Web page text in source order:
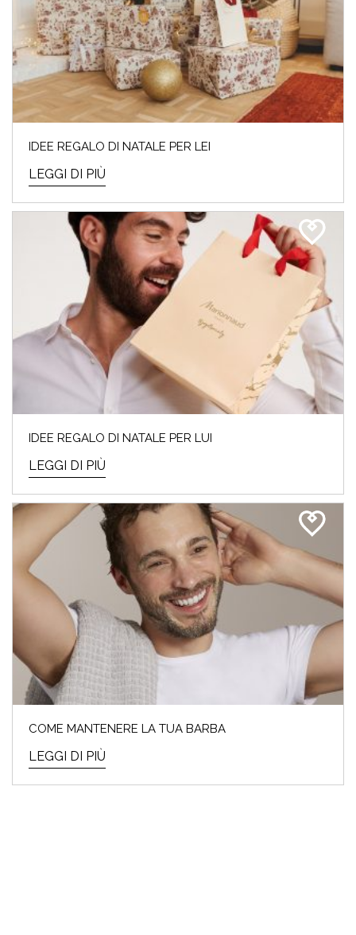
IDEE REGALO DI NATALE PER LEI
LEGGI DI PIÙ
IDEE REGALO DI NATALE PER LUI
LEGGI DI PIÙ
COME MANTENERE LA TUA BARBA
LEGGI DI PIÙ